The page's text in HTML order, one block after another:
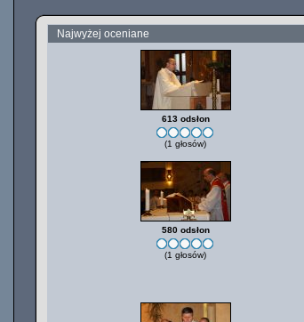
Najwyżej oceniane
613 odsłon
(1 głosów)
580 odsłon
(1 głosów)